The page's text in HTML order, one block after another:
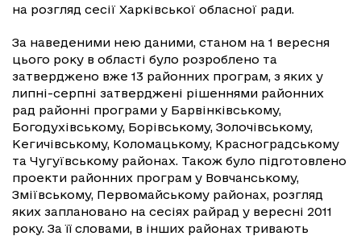
на розгляд сесії Харківської обласної ради.
За наведеними нею даними, станом на 1 вересня
цього року в області було розроблено та
затверджено вже 13 районних програм, з яких у
липні-серпні затверджені рішеннями районних
рад районні програми у Барвінківському,
Богодухівському, Борівському, Золочівському,
Кегичівському, Коломацькому, Красноградському
та Чугуївському районах. Також було підготовлено
проекти районних програм у Вовчанському,
Зміївському, Первомайському районах, розгляд
яких заплановано на сесіях райрад у вересні 2011
року. За її словами, в інших районах тривають